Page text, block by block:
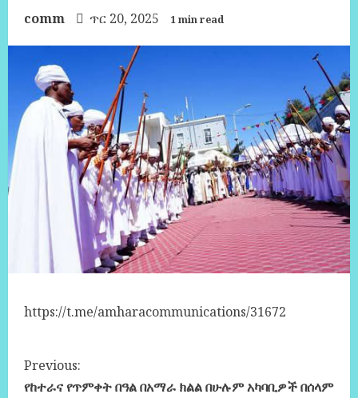
comm ጥር 20, 2025 1 min read
https://t.me/amharacommunications/31672
Previous:
የከተራና የጥምቀት በዓል በአማራ ክልል በሁሉም አካባቢዎች በሰላም